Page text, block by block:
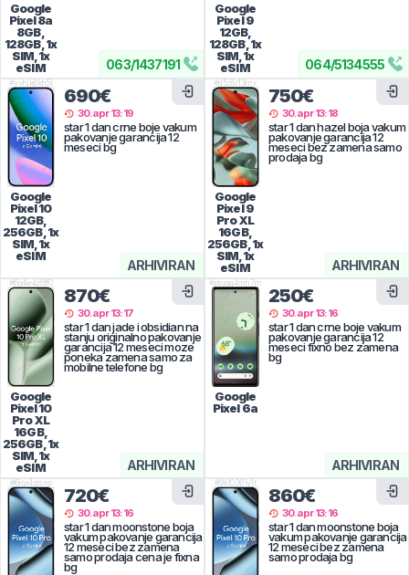
063/1437191
Google
Pixel 8a
8GB,
128GB, 1x
SIM, 1x
eSIM
064/5134555
Google
Pixel 9
12GB,
128GB, 1x
SIM, 1x
eSIM
ARHIVIRAN
#vvhjk6kh5t
Google
Pixel 10
12GB,
256GB, 1x
SIM, 1x
eSIM
690€
30.apr 13:19
star 1 dan crne boje vakum
pakovanje garancija 12
meseci bg
ARHIVIRAN
#d5c8r13rnx
Google
Pixel 9
Pro XL
16GB,
256GB, 1x
SIM, 1x
eSIM
750€
30.apr 13:18
star 1 dan hazel boja vakum
pakovanje garancija 12
meseci bez zamena samo
prodaja bg
ARHIVIRAN
#6g4w4z8ff0
Google
Pixel 10
Pro XL
16GB,
256GB, 1x
SIM, 1x
eSIM
870€
30.apr 13:17
star 1 dan jade i obsidian na
stanju originalno pakovanje
garancija 12 meseci moze
poneka zamena samo za
mobilne telefone bg
ARHIVIRAN
#pbyqq4mh7m
Google
Pixel 6a
250€
30.apr 13:16
star 1 dan crne boje vakum
pakovanje garancija 12
meseci fixno bez zamena
bg
#6jqx4gtsnp
720€
30.apr 13:16
star 1 dan moonstone boja
vakum pakovanje garancija
12 meseci bez zamena
samo prodaja cena je fixna
bg
#9k10261y1t
860€
30.apr 13:16
star 1 dan moonstone boja
vakum pakovanje garancija
12 meseci bez zamena
samo prodaja bg